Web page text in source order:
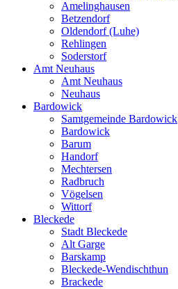
Amelinghausen
Betzendorf
Oldendorf (Luhe)
Rehlingen
Soderstorf
Amt Neuhaus
Amt Neuhaus
Neuhaus
Bardowick
Samtgemeinde Bardowick
Bardowick
Barum
Handorf
Mechtersen
Radbruch
Vögelsen
Wittorf
Bleckede
Stadt Bleckede
Alt Garge
Barskamp
Bleckede-Wendischthun
Brackede